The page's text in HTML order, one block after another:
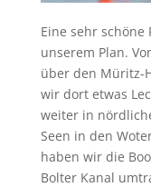
Eine sehr
unserem Plan.
über den Müritz-
wir dort etwas
weiter in
Seen in den
haben wir die
Bolter Kanal